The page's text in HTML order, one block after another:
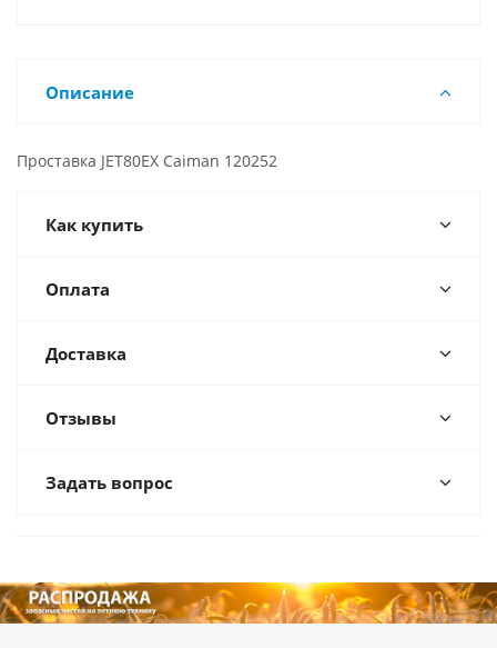
Описание
Проставка JET80EX Caiman 120252
Как купить
Оплата
Доставка
Отзывы
Задать вопрос